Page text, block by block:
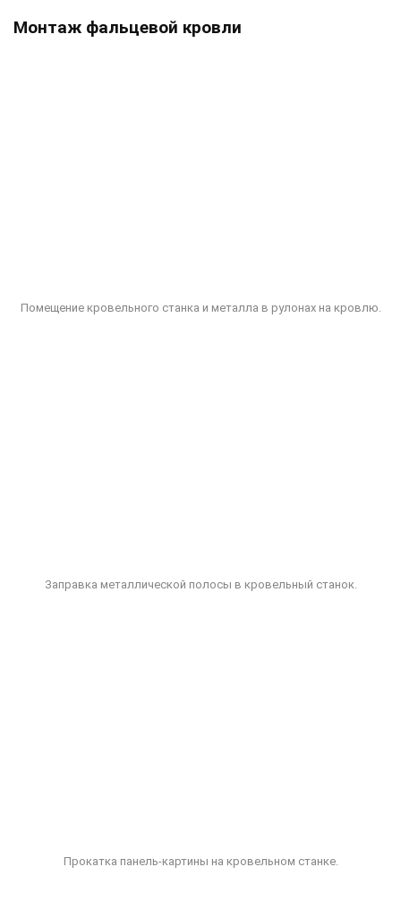
Монтаж фальцевой кровли
Помещение кровельного станка и металла в рулонах на кровлю.
Заправка металлической полосы в кровельный станок.
Прокатка панель-картины на кровельном станке.